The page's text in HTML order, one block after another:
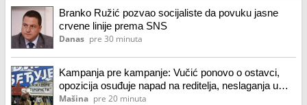
Branko Ružić pozvao socijaliste da povuku jasne
crvene linije prema SNS
Danas pre 30 minuta
Kampanja pre kampanje: Vučić ponovo o ostavci,
opozicija osuđuje napad na reditelja, neslaganja u
redovima SPS-a
Mašina pre 20 minuta